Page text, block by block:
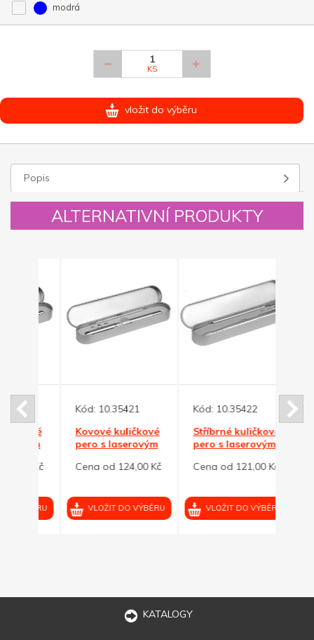
modrá
KS
vložit do výběru
Popis
ALTERNATIVNÍ PRODUKTY
Kód:10.35421
Kovové kuličkové
pero s laserovým
boxu
Cena od 124,00 Kč
VLOŽIT DO VÝBĚRU
Kód:10.35422
Stříbrné kuličkové
pero s laserovým
Cena od 121,00 Kč
VLOŽIT DO VÝBĚRU
Kód:
KATALOGY